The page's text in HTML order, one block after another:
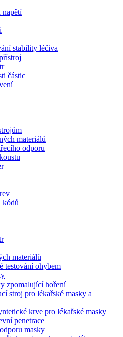
napětí
stability léčiva
částic
materiálů
odporu
kódů
materiálů
testování ohybem
zpomalující hoření
stroj pro lékařské masky a
krve pro lékařské masky
penetrace
masky